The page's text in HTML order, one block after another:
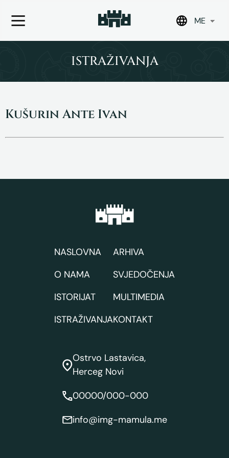
ME
ISTRAŽIVANJA
Kušurin Ante Ivan
NASLOVNA
O NAMA
ISTORIJAT
ISTRAŽIVANJA
ARHIVA
SVJEDOČENJA
MULTIMEDIA
KONTAKT
Ostrvo Lastavica,
Herceg Novi
00000/000-000
info@img-mamula.me